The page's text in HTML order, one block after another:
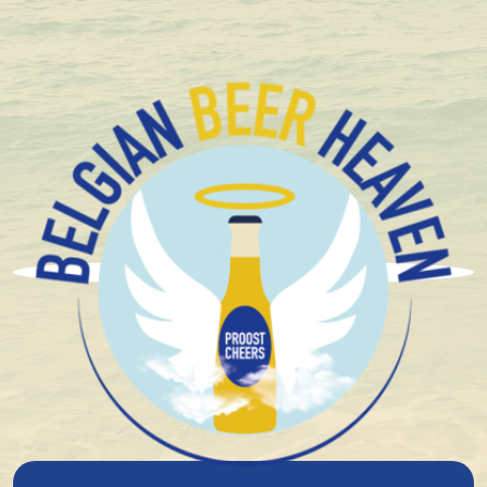
+1.600 Belgische speciaalbieren in stock
Brouwerij La Chouffe -
Duvel Moortgat
Het verhaal start eind jaren 70, in het hartje van de
Vallei der Feeën, op het ogenblik dat 2 schoonbroers,
Pierre Gobron en Chris Bauweraerts, beslissen hun
eigen bier te brouwen. En zo geschiedde, in de
garage van de schoonmoeder van Chris. Met het
weinige geld dat ze destijds voorhanden hadden,
startten ze met wat brouwerij-fans de “Chouffe Story”
noemen. Het eerste brouwsel van 49 liter zag het licht
op 27 augustus 1982.